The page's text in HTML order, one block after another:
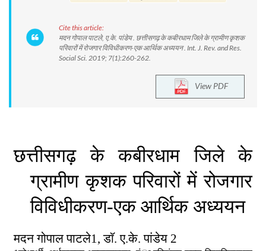
Cite this article:
मदन गोपाल पाटले, ए.के. पांडेय . छत्तीसगढ़ के कबीरधाम जिले के ग्रामीण कृशक
परिवारों में रोजगार विविधीकरण-एक आर्थिक अध्ययन . Int. J. Rev. and Res.
Social Sci. 2019; 7(1):260-262.
View PDF